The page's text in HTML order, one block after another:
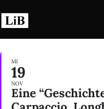
Inhalt
springen
MI
19
NOV
Eine